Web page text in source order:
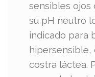
sensibles ojos
su pH neutro
indicado para
costra láctea.